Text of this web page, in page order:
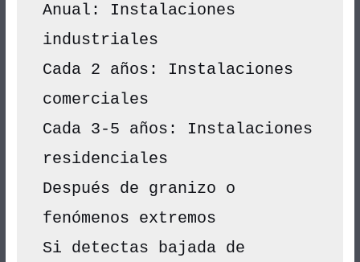
Anual: Instalaciones
industriales
Cada 2 años: Instalaciones
comerciales
Cada 3-5 años: Instalaciones
residenciales
Después de granizo o
fenómenos extremos
Si detectas bajada de